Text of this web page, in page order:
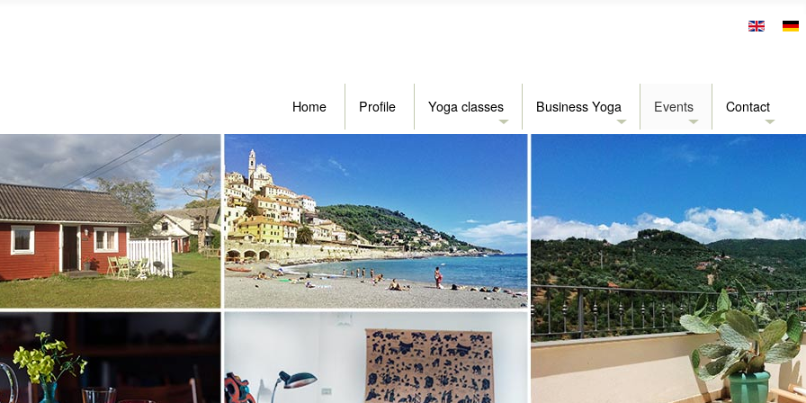
Home Profile Yoga classes Business Yoga Events Contact